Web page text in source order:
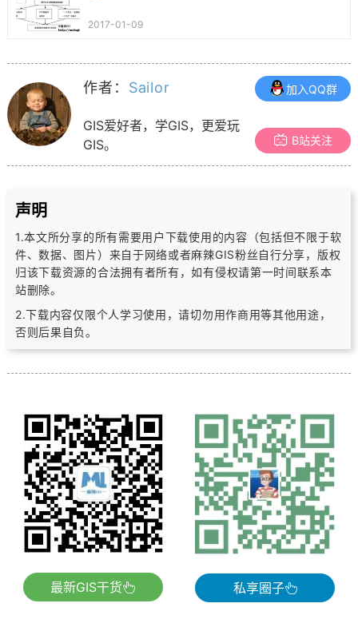
2017-01-09
作者： Sailor
GIS爱好者，学GIS，更爱玩
GIS。
加入QQ群
B站关注
声明
1.本文所分享的所有需要用户下载使用的内容（包括但不限于软
件、数据、图片） 来自于网络或者麻辣GIS粉丝自行分享，版权
归该下载资源的合法拥有者所有，如有侵权请第一时间联系本
站删除。
2.下载内容仅限个人学习使用，请切勿用作商用等其他用途，
否则后果自负。
最新GIS干货 私享圈子